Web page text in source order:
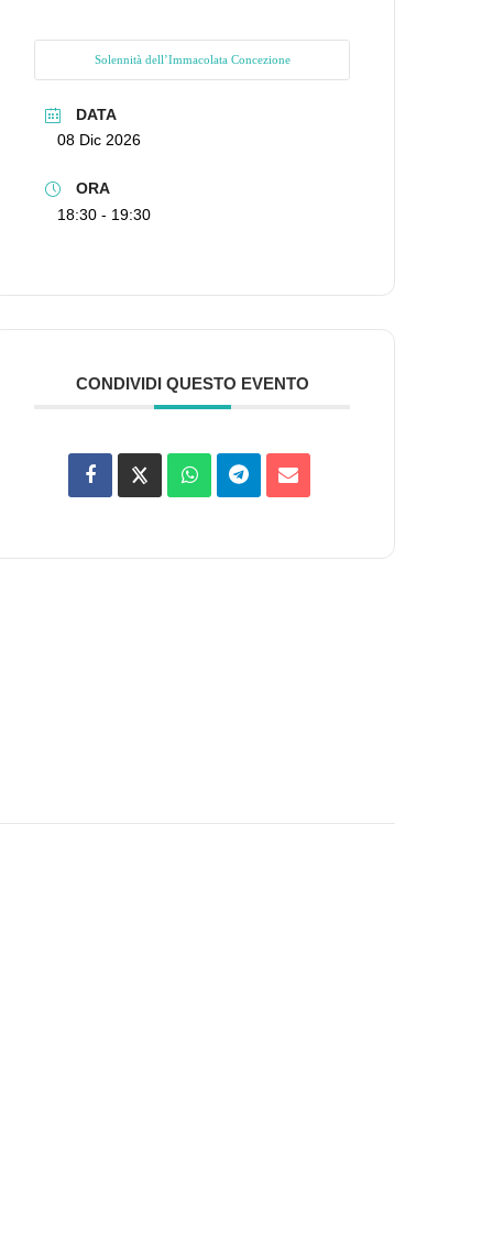
Solennità dell’Immacolata Concezione
DATA
08 Dic 2026
ORA
18:30 - 19:30
CONDIVIDI QUESTO EVENTO